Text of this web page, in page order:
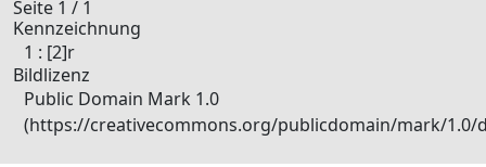
Seite 1 / 1
Kennzeichnung
1 : [2]r
Bildlizenz
Public Domain Mark 1.0
(https://creativecommons.org/publicdomain/mark/1.0/